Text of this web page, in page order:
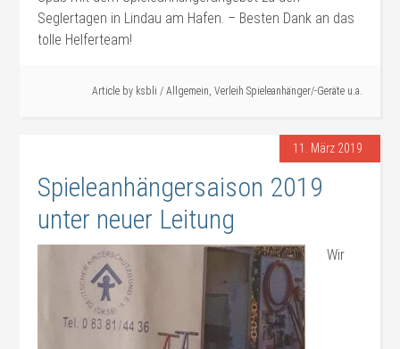
Seglertagen in Lindau am Hafen. – Besten Dank an das
tolle Helferteam!
Article by ksbli / Allgemein, Verleih Spieleanhänger/-Geräte u.a.
11. März 2019
Spieleanhängersaison 2019
unter neuer Leitung
Wir